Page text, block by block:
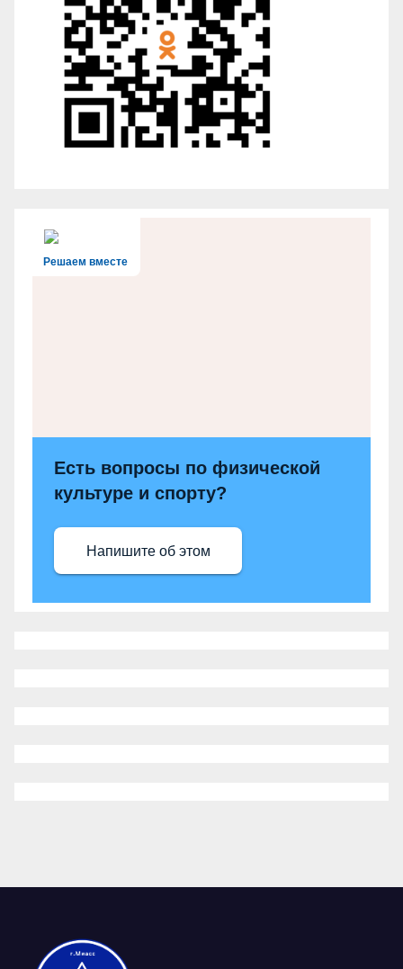
Решаем вместе
Есть вопросы по физической
культуре и спорту?
Напишите об этом